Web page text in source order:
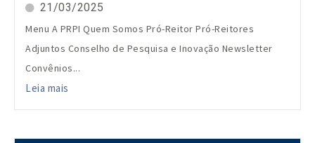
21/03/2025
Menu A PRPI Quem Somos Pró-Reitor Pró-Reitores
Adjuntos Conselho de Pesquisa e Inovação Newsletter
Convênios...
Leia mais